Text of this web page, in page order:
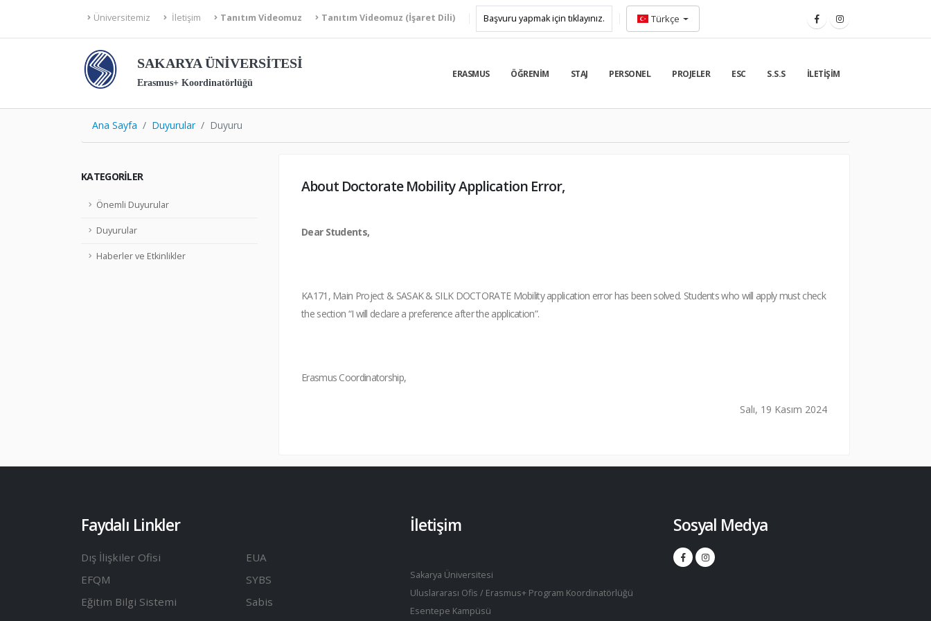
Üniversitemiz İletişim Tanıtım Videomuz Tanıtım Videomuz (İşaret Dili) Başvuru yapmak için tıklayınız. Türkçe
SAKARYA ÜNİVERSİTESİ
Erasmus+ Koordinatörlüğü
ERASMUS ÖĞRENIM STAJ PERSONEL PROJELER ESC S.S.S İLETIŞIM
Ana Sayfa Duyurular Duyuru
KATEGORILER
Önemli Duyurular
Duyurular
Haberler ve Etkinlikler
About Doctorate Mobility Application Error,
Dear Students,
KA171, Main Project & SASAK & SILK DOCTORATE Mobility application error has been solved. Students who will apply must check
the section “I will declare a preference after the application”.
Erasmus Coordinatorship,
Salı, 19 Kasım 2024
Faydalı Linkler
Dış İlişkiler Ofisi
EUA
EFQM
SYBS
Eğitim Bilgi Sistemi
Sabis
İletişim
Sakarya Üniversitesi
Uluslararası Ofis / Erasmus+ Program Koordinatörlüğü
Esentepe Kampüsü
Sosyal Medya